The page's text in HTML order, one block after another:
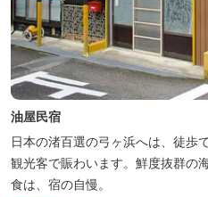
油屋民宿
日本の渚百選の弓ヶ浜へは、徒歩
観光客で賑わいます。鮮度抜群の
食は、宿の自慢。